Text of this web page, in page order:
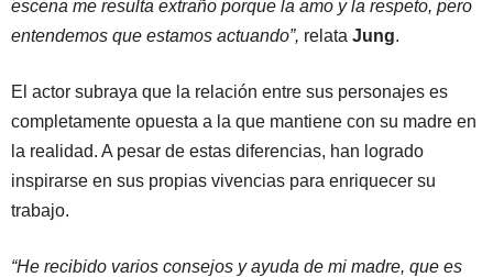
escena me resulta extraño porque la amo y la respeto, pero
entendemos que estamos actuando”, relata Jung.
El actor subraya que la relación entre sus personajes es
completamente opuesta a la que mantiene con su madre en
la realidad. A pesar de estas diferencias, han logrado
inspirarse en sus propias vivencias para enriquecer su
trabajo.
“He recibido varios consejos y ayuda de mi madre, que es